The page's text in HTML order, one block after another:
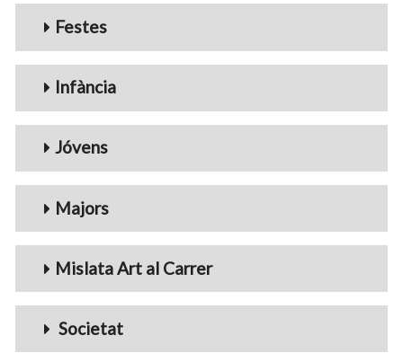
Festes
Infància
Jóvens
Majors
Mislata Art al Carrer
Societat